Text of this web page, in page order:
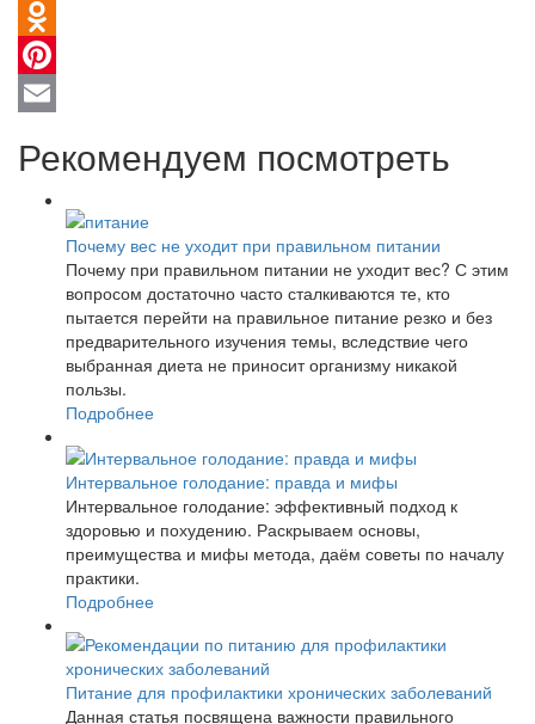
VK
Odnoklassniki
Pinterest
Рекомендуем посмотреть
Почему вес не уходит при правильном питании
Почему при правильном питании не уходит вес? С этим
вопросом достаточно часто сталкиваются те, кто
пытается перейти на правильное питание резко и без
предварительного изучения темы, вследствие чего
выбранная диета не приносит организму никакой
пользы.
Подробнее
Интервальное голодание: правда и мифы
Интервальное голодание: эффективный подход к
здоровью и похудению. Раскрываем основы,
преимущества и мифы метода, даём советы по началу
практики.
Подробнее
Питание для профилактики хронических заболеваний
Данная статья посвящена важности правильного